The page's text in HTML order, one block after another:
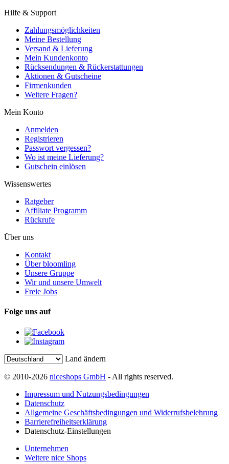
Hilfe & Support
Zahlungsmöglichkeiten
Meine Bestellung
Versand & Lieferung
Mein Kundenkonto
Rücksendungen & Rückerstattungen
Aktionen & Gutscheine
Firmenkunden
Weitere Fragen?
Mein Konto
Anmelden
Registrieren
Passwort vergessen?
Wo ist meine Lieferung?
Gutschein einlösen
Wissenswertes
Ratgeber
Affiliate Programm
Rückrufe
Über uns
Kontakt
Über bloomling
Unsere Gruppe
Wir und unsere Umwelt
Freie Jobs
Folge uns auf
Land ändern
© 2010-2026 niceshops GmbH - All rights reserved.
Impressum und Nutzungsbedingungen
Datenschutz
Allgemeine Geschäftsbedingungen und Widerrufsbelehrung
Barrierefreiheitserklärung
Datenschutz-Einstellungen
Unternehmen
Weitere nice Shops